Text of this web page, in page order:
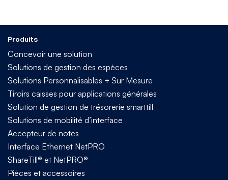
Produits
Concevoir une solution
Solutions de gestion des espèces
Solutions Personnalisables + Sur Mesure
Tiroirs caisses pour applications générales
Solution de gestion de trésorerie smarttill
Solutions de mobilité d’interface
Accepteur de notes
Interface Ethernet NetPRO
ShareTill® et NetPRO®
Pièces et accessoires